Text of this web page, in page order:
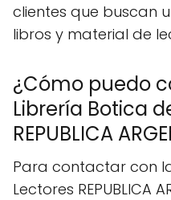
clientes que buscan
libros y material de
¿Cómo puedo
Librería Botica
REPUBLICA
Para contactar con
Lectores REPUBLICA